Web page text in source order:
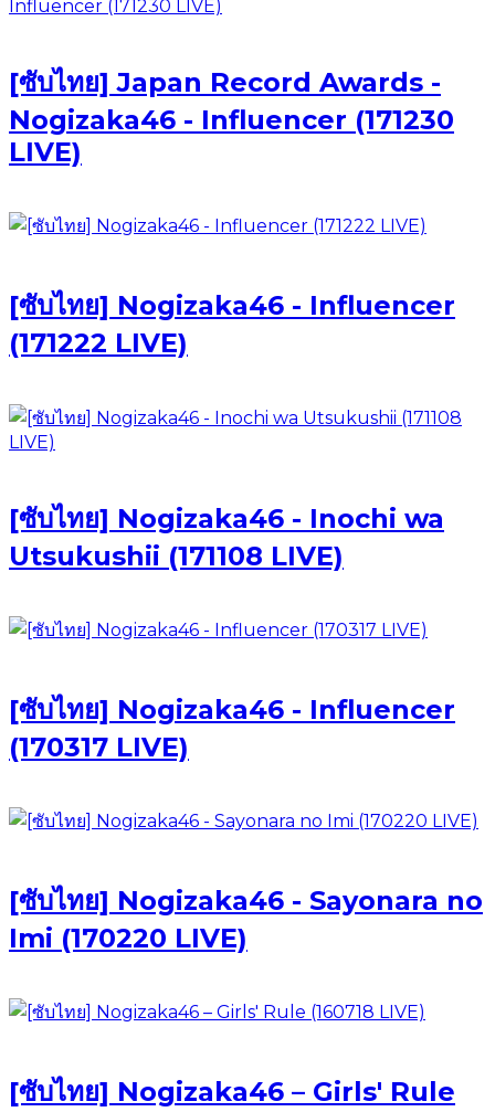
[ซับไทย] Japan Record Awards -
Nogizaka46 - Influencer (171230
LIVE)
[ซับไทย] Nogizaka46 - Influencer
(171222 LIVE)
[ซับไทย] Nogizaka46 - Inochi wa
Utsukushii (171108 LIVE)
[ซับไทย] Nogizaka46 - Influencer
(170317 LIVE)
[ซับไทย] Nogizaka46 - Sayonara no
Imi (170220 LIVE)
[ซับไทย] Nogizaka46 – Girls' Rule